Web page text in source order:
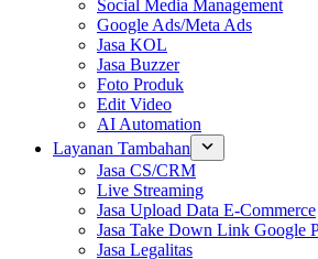
Social Media Management
Google Ads/Meta Ads
Jasa KOL
Jasa Buzzer
Foto Produk
Edit Video
AI Automation
Layanan Tambahan
Jasa CS/CRM
Live Streaming
Jasa Upload Data E-Commerce
Jasa Take Down Link Google
Jasa Legalitas